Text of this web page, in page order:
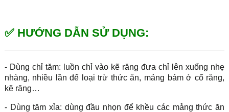
✅ HƯỚNG DẪN SỬ DỤNG:
- Dùng chỉ tăm: luồn chỉ vào kẽ răng đưa chỉ lên xuống nhẹ
nhàng, nhiều lần để loại trừ thức ăn, mảng bám ở cổ răng,
kẽ răng…
- Dùng tăm xỉa: dùng đầu nhọn để khều các mảng thức ăn